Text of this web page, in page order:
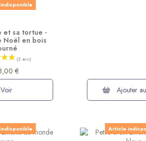
et sa tortue -
Noël en bois
€
Voir
Ajouter
Article